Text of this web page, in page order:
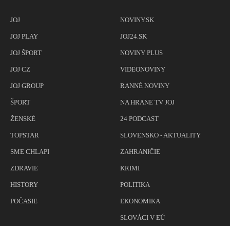
JOJ
JOJ PLAY
JOJ ŠPORT
JOJ CZ
JOJ GROUP
ŠPORT
ŽENSKÉ
TOPSTAR
SME CHLAPI
ZDRAVIE
HISTORY
POČASIE
NOVINY.SK
JOJ24.SK
NOVINY PLUS
VIDEONOVINY
RANNÉ NOVINY
NA HRANE TV JOJ
24 PODCAST
SLOVENSKO - AKTUALITY
ZAHRANIČIE
KRIMI
POLITIKA
EKONOMIKA
SLOVÁCI V EÚ